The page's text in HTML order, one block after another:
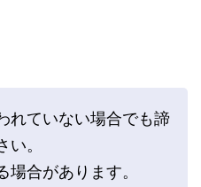
れていない場合でも諦
。
合があります。